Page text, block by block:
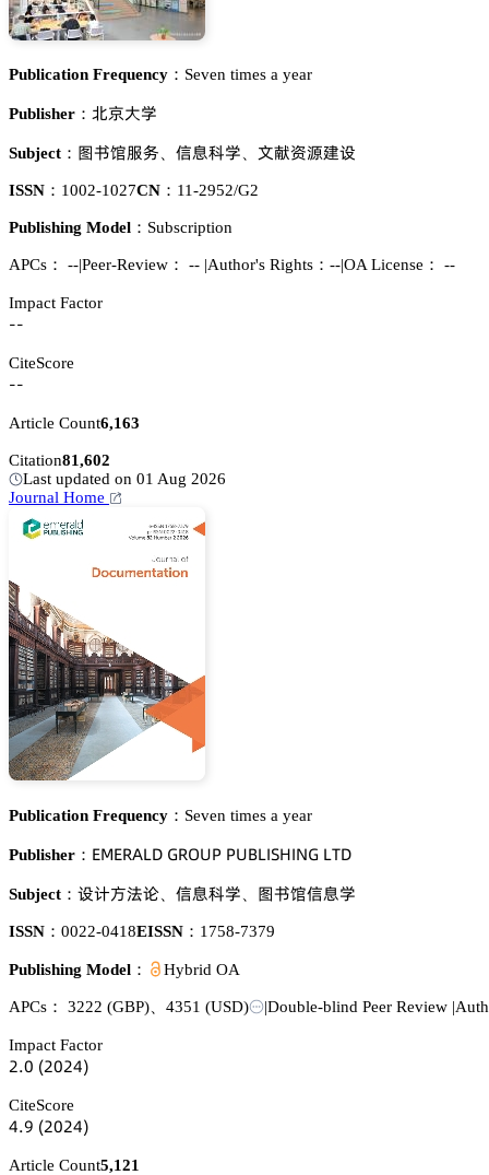
Publication Frequency： Seven times a year
Publisher： 躠捍𬬻惒
Subject： 貂䎦慀伫懾、 烻壄涛惒、 鉮藀噍㡤艰岇
ISSN： 1002-1027CN： 11-2952/G2
Publishing Model： Subscription
APCs： --|Peer-Review： -- |Author's Rights：--|OA License： --
Impact Factor
--
CiteScore
--
Article Count6,163
Citation81,602
Last updated on 01 Aug 2026
Journal Home
Publication Frequency： Seven times a year
Publisher： 乊胦乊葤嵻欄枀 佥葤鵣侶鵝 鵝侶愨欄喊偌㡶喊沟佥 欄穫枀
Subject： 岇嫛鹩渑彄 烻壄涛惒 貂䎦慀烻壄惒
ISSN： 0022-0418EISSN： 1758-7379
Publishing Model： Hybrid OA
APCs： 3222 (GBP) 4351 (USD) |Double-blind Peer Review |
Impact Factor
缗.蔡 (缗蔡缗鋺)
CiteScore
鋺.䟕 (缗蔡缗鋺)
Article Count5,121